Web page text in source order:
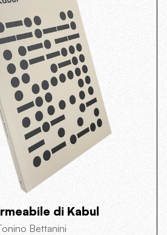
di Kabul
Bettanini